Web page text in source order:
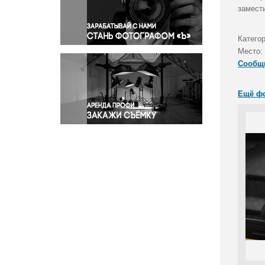
Правосудие
Происшествия и конфликты
Религия
Светская жизнь
Спорт
Экология
Экономика и бизнес
Место:
Ещё